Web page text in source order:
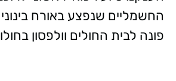
החשמליים שנפצע באורח
פונה לבית החולים וולפסון